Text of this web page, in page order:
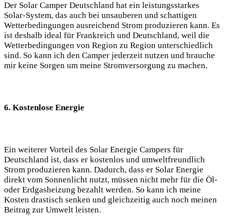
Der Solar​ Camper Deutschland ‍hat ein leistungsstarkes​
Solar-System, das​ auch bei unsauberen und schattigen
Wetterbedingungen ausreichend ⁣Strom produzieren kann. Es‍
ist deshalb⁣ ideal für Frankreich und Deutschland, weil die
Wetterbedingungen von Region ⁢zu Region unterschiedlich
sind. So ⁢kann ich⁢ den Camper jederzeit nutzen ‌und‌ brauche
mir ‍keine Sorgen um ⁤meine Stromversorgung zu machen.​
6. Kostenlose ⁢Energie
Ein weiterer Vorteil des Solar Energie Campers für
Deutschland ist, dass er kostenlos und umweltfreundlich
‌Strom produzieren kann. ⁤Dadurch, dass er‌ Solar Energie
direkt vom⁢ Sonnenlicht nutzt,‍ müssen ‍nicht mehr für die ⁢Öl-
oder Erdgasheizung bezahlt werden.⁣ So ‌kann ich meine
‍Kosten drastisch senken⁢ und gleichzeitig auch noch ⁢meinen
Beitrag zur ⁤Umwelt ‍leisten.